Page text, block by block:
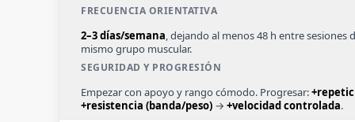
2–3 días/semana, dejando al menos 48 h entre sesiones
mismo grupo muscular.
Empezar con apoyo y rango cómodo. Progresar:
+resistencia (banda/peso) → +velocidad controlada.